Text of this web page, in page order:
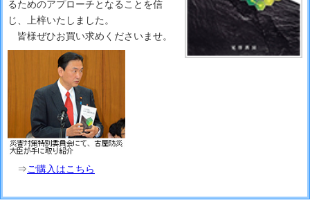
るためのアプローチとなることを信
じ、上梓いたしました。
皆様ぜひお買い求めくださいませ。
⇒ご購入はこちら